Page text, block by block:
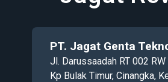
PT. Jagat Genta
Jl. Darussaadah RT 002
Kp Bulak Timur, Cinangka,